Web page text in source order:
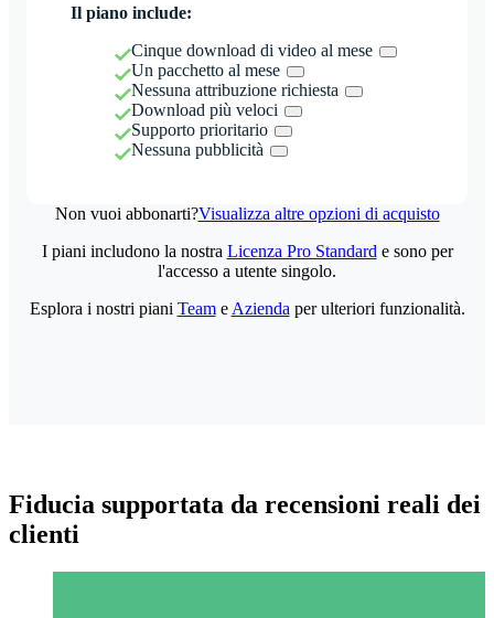
Il piano include:
Cinque download di video al mese
Un pacchetto al mese
Nessuna attribuzione richiesta
Download più veloci
Supporto prioritario
Nessuna pubblicità
Non vuoi abbonarti?Visualizza altre opzioni di acquisto
I piani includono la nostra Licenza Pro Standard e sono per
l'accesso a utente singolo.
Esplora i nostri piani Teame Azienda per ulteriori funzionalità.
Fiducia supportata da recensioni reali dei
clienti